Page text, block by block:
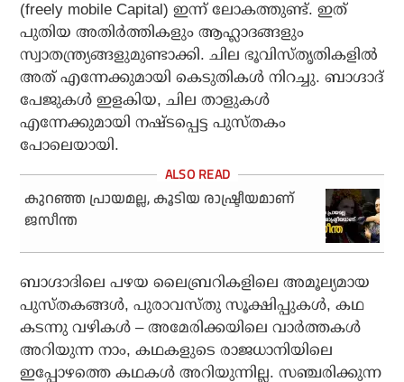
(freely mobile Capital) ഇന്ന് ലോകത്തുണ്ട്. ഇത്
പുതിയ അതിര്‍ത്തികളും ആഹ്ലാദങ്ങളും
സ്വാതന്ത്ര്യങ്ങളുമുണ്ടാക്കി. ചില ഭൂവിസ്തൃതികളില്‍
അത് എന്നേക്കുമായി കെടുതികള്‍ നിറച്ചു. ബാഗ്ദാദ്
പേജുകള്‍ ഇളകിയ, ചില താളുകള്‍
എന്നേക്കുമായി നഷ്ടപ്പെട്ട പുസ്തകം
പോലെയായി.
കുറഞ്ഞ പ്രായമല്ല, കൂടിയ രാഷ്ട്രീയമാണ്
ജസീന്ത
ബാഗ്ദാദിലെ പഴയ ലൈബ്രറികളിലെ അമൂല്യമായ
പുസ്തകങ്ങള്‍, പുരാവസ്തു സൂക്ഷിപ്പുകള്‍, കഥ
കടന്നു വഴികള്‍ – അമേരിക്കയിലെ വാര്‍ത്തകള്‍
അറിയുന്ന നാം, കഥകളുടെ രാജധാനിയിലെ
ഇപ്പോഴത്തെ കഥകള്‍ അറിയുന്നില്ല. സഞ്ചരിക്കുന്ന